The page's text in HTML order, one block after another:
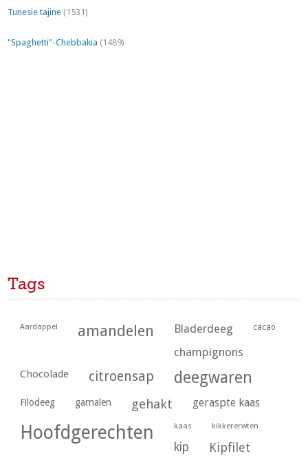
Tunesie tajine (1531)
"Spaghetti"-Chebbakia (1489)
Tags
Aardappel amandelen Bladerdeeg cacao
champignons
Chocolade citroensap deegwaren
Filodeeg garnalen gehakt geraspte kaas
Hoofdgerechten kaas kikkererwten
kip Kipfilet